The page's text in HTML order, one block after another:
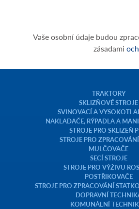
Vaše osobní údaje budou
zásadami
TRAKTORY
SKLIZŇOVÉ STROJE
SVINOVACÍ A
NAKLADAČE, RÝPADLA A
STROJE PRO SKLIZEŇ
STROJE PRO
MULČOVAČE
SECÍ STROJE
STROJE PRO VÝŽIVU
POSTŘIKOVAČE
STROJE PRO ZPRACOVÁNÍ
DOPRAVNÍ
KOMUNÁLNÍ